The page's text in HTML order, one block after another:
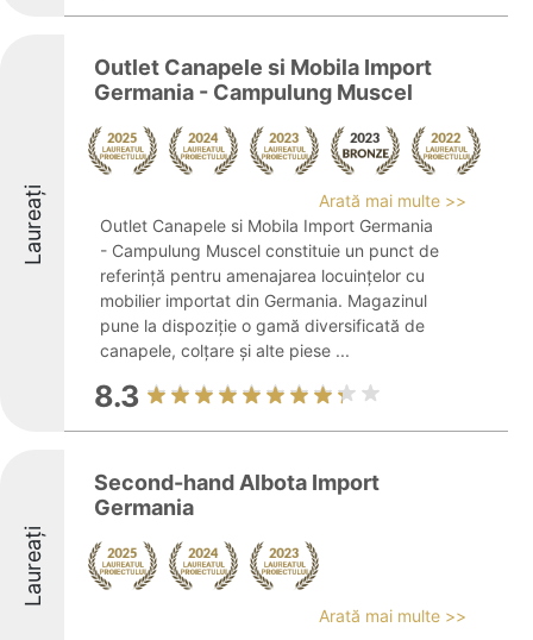
Laureați
Outlet Canapele si Mobila Import
Germania - Campulung Muscel
Arată mai multe >>
Outlet Canapele si Mobila Import Germania
- Campulung Muscel constituie un punct de
referință pentru amenajarea locuințelor cu
mobilier importat din Germania. Magazinul
pune la dispoziție o gamă diversificată de
canapele, colțare și alte piese ...
8.3
Laureați
Second-hand Albota Import
Germania
Arată mai multe >>